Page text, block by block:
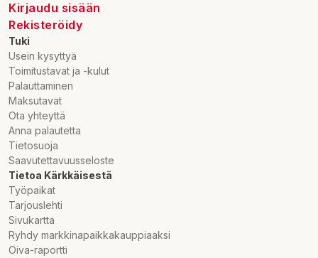
Kirjaudu sisään
Rekisteröidy
Tuki
Usein kysyttyä
Toimitustavat ja -kulut
Palauttaminen
Maksutavat
Ota yhteyttä
Anna palautetta
Tietosuoja
Saavutettavuusseloste
Tietoa Kärkkäisestä
Työpaikat
Tarjouslehti
Sivukartta
Ryhdy markkinapaikkakauppiaaksi
Oiva-raportti